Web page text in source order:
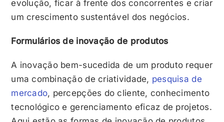
evolução, ficar à frente dos concorrentes e criar
um crescimento sustentável dos negócios.
Formulários de inovação de produtos
A inovação bem-sucedida de um produto requer
uma combinação de criatividade, pesquisa de
mercado, percepções do cliente, conhecimento
tecnológico e gerenciamento eficaz de projetos.